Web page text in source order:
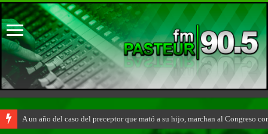
A un año del caso del preceptor que mató a su hijo, marchan al Congreso